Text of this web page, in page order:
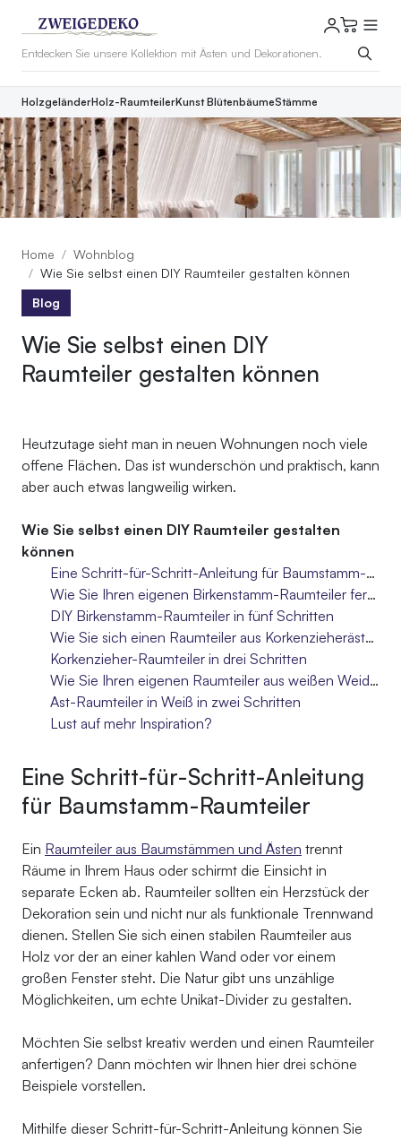
HolzgeländerHolz-RaumteilerKunst BlütenbäumeStämme
Home
Wohnblog
Wie Sie selbst einen DIY Raumteiler gestalten können
Blog
Wie Sie selbst einen DIY
Raumteiler gestalten können
Heutzutage sieht man in neuen Wohnungen noch viele
offene Flächen. Das ist wunderschön und praktisch, kann
aber auch etwas langweilig wirken.
Wie Sie selbst einen DIY Raumteiler gestalten
können
Eine Schritt-für-Schritt-Anleitung für Baumstamm-Raumteiler
Wie Sie Ihren eigenen Birkenstamm-Raumteiler fertigen
DIY Birkenstamm-Raumteiler in fünf Schritten
Wie Sie sich einen Raumteiler aus Korkenzieherästen anfertigen
Korkenzieher-Raumteiler in drei Schritten
Wie Sie Ihren eigenen Raumteiler aus weißen Weidenästen fertigen
Ast-Raumteiler in Weiß in zwei Schritten
Lust auf mehr Inspiration?
Eine Schritt-für-Schritt-Anleitung
für Baumstamm-Raumteiler
Ein Raumteiler aus Baumstämmen und Ästen trennt
Räume in Ihrem Haus oder schirmt die Einsicht in
separate Ecken ab. Raumteiler sollten ein Herzstück der
Dekoration sein und nicht nur als funktionale Trennwand
dienen. Stellen Sie sich einen stabilen Raumteiler aus
Holz vor der an einer kahlen Wand oder vor einem
großen Fenster steht. Die Natur gibt uns unzählige
Möglichkeiten, um echte Unikat-Divider zu gestalten.
Möchten Sie selbst kreativ werden und einen Raumteiler
anfertigen? Dann möchten wir Ihnen hier drei schöne
Beispiele vorstellen.
Mithilfe dieser Schritt-für-Schritt-Anleitung können Sie